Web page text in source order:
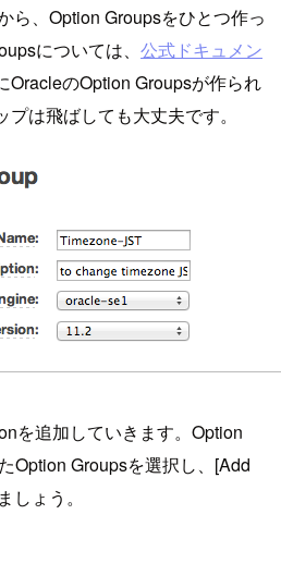
ら、Option Groupsをひとつ作っ
については、 公式ドキュメン
OracleのOption Groupsが作られ
は飛ばしても大丈夫です。
を追加していきます。Option
Option Groupsを選択し、[Add
ょう。